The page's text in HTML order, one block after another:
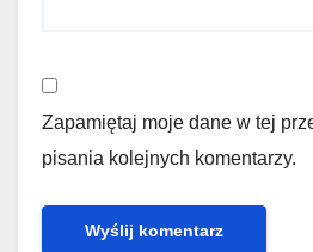
Zapamiętaj moje dane w tej
pisania kolejnych komentarzy.